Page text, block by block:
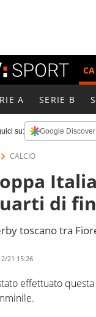
A SERIE B
su: Google Discover
CALCIO
di
toscano tra
21 15:26
stato effettuato